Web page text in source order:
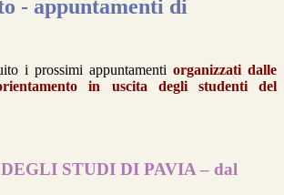
- appuntamenti di
i prossimi appuntamenti organizzati dalle
in uscita degli studenti del
STUDI DI PAVIA – dal